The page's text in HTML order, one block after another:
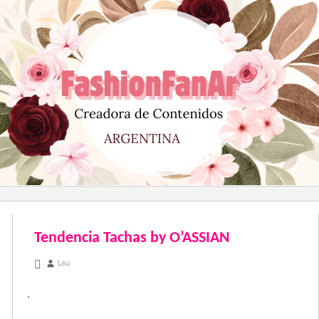
al
contenido
Tendencia Tachas by O’ASSIAN
noviembre 15, 2012
Lau
.